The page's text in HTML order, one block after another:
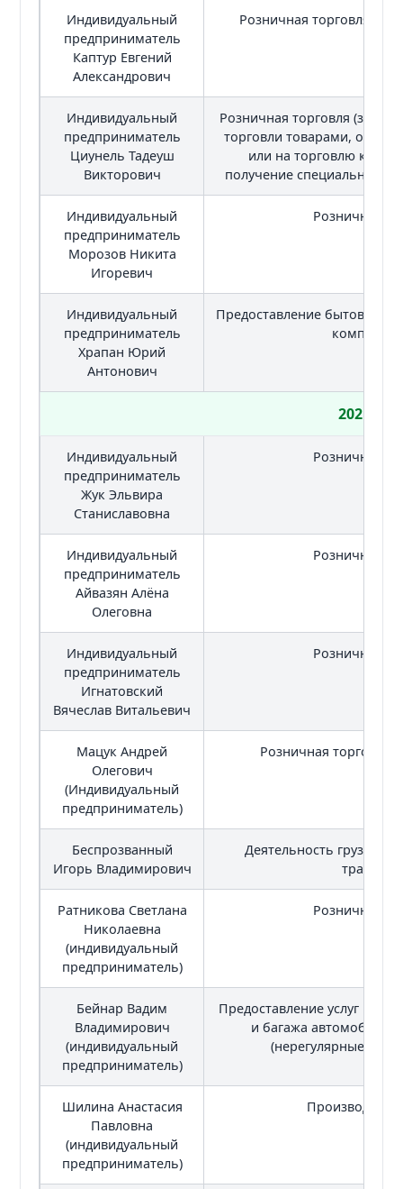
Индивидуальный
предприниматель
Каптур Евгений
Александрович
Розничная торговля,
Индивидуальный
предприниматель
Циунель Тадеуш
Викторович
Розничная торговля (за
торговли товарами,
или на торговлю
получение специально
Индивидуальный
предприниматель
Морозов Никита
Игоревич
Розничная
Индивидуальный
предприниматель
Храпан Юрий
Антонович
Предоставление бытовых
2021
Индивидуальный
предприниматель
Жук Эльвира
Станиславовна
Розничная
Индивидуальный
предприниматель
Айвазян Алёна
Олеговна
Розничная
Индивидуальный
предприниматель
Игнатовский
Вячеслав Витальевич
Розничная
Мацук Андрей
Олегович
(Индивидуальный
предприниматель)
Розничная торговля
Беспрозванный
Игорь Владимирович
Деятельность
Ратникова Светлана
Николаевна
(индивидуальный
предприниматель)
Розничная
Бейнар Вадим
Владимирович
(индивидуальный
предприниматель)
Предоставление услуг по
и багажа
(нерегулярные
Шилина Анастасия
Павловна
(индивидуальный
предприниматель)